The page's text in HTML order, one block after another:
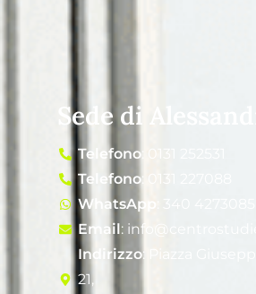
Sede di
Telefono: 0131 252531
Telefono: 0131 227088
WhatsApp
Email:
Indirizzo: Piazza
21,